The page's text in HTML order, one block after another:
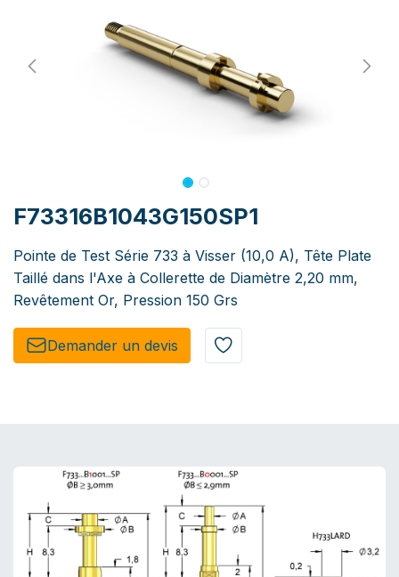
F73316B1043G150SP1
Pointe de Test Série 733 à Visser (10,0 A), Tête Plate
Taillé dans l'Axe à Collerette de Diamètre 2,20 mm,
Revêtement Or, Pression 150 Grs
Demander un de​​vis​​